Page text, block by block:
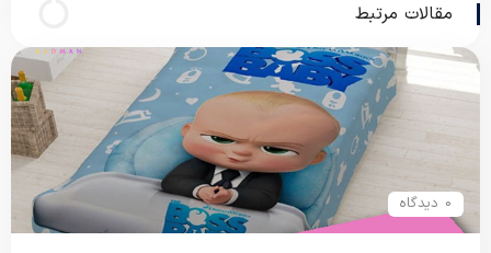
مقالات مرتبط
0 دیدگاه